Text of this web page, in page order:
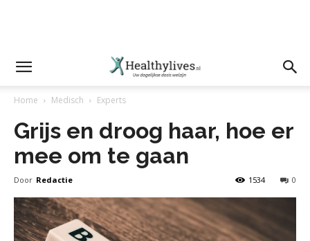
Home Medisch Experts
Grijs en droog haar, hoe er
mee om te gaan
Door Redactie 0
1534